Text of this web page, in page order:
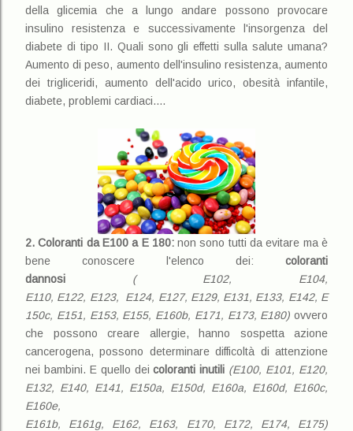
della glicemia che a lungo andare possono provocare
insulino resistenza e successivamente l'insorgenza del
diabete di tipo II. Quali sono gli effetti sulla salute umana?
Aumento di peso, aumento dell'insulino resistenza, aumento
dei trigliceridi, aumento dell'acido urico, obesità infantile,
diabete, problemi cardiaci....
2. Coloranti da E100 a E 180:non sono tutti da evitare ma è
bene conoscere l'elenco dei: coloranti
dannosi ( E102, E104,
E110, E122, E123, E124, E127, E129, E131, E133, E142, E
150c, E151, E153, E155, E160b, E171, E173, E180) ovvero
che possono creare allergie, hanno sospetta azione
cancerogena, possono determinare difficoltà di attenzione
nei bambini. E quello deicoloranti inutili (E100, E101, E120,
E132, E140, E141, E150a, E150d, E160a, E160d, E160c,
E160e,
E161b, E161g, E162, E163, E170, E172, E174, E175)